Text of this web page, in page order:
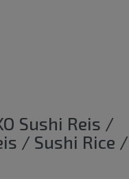
Sushi Reis /
/ Sushi Rice /